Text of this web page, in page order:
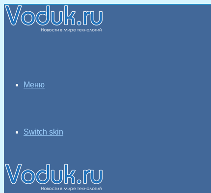
Меню
Switch skin